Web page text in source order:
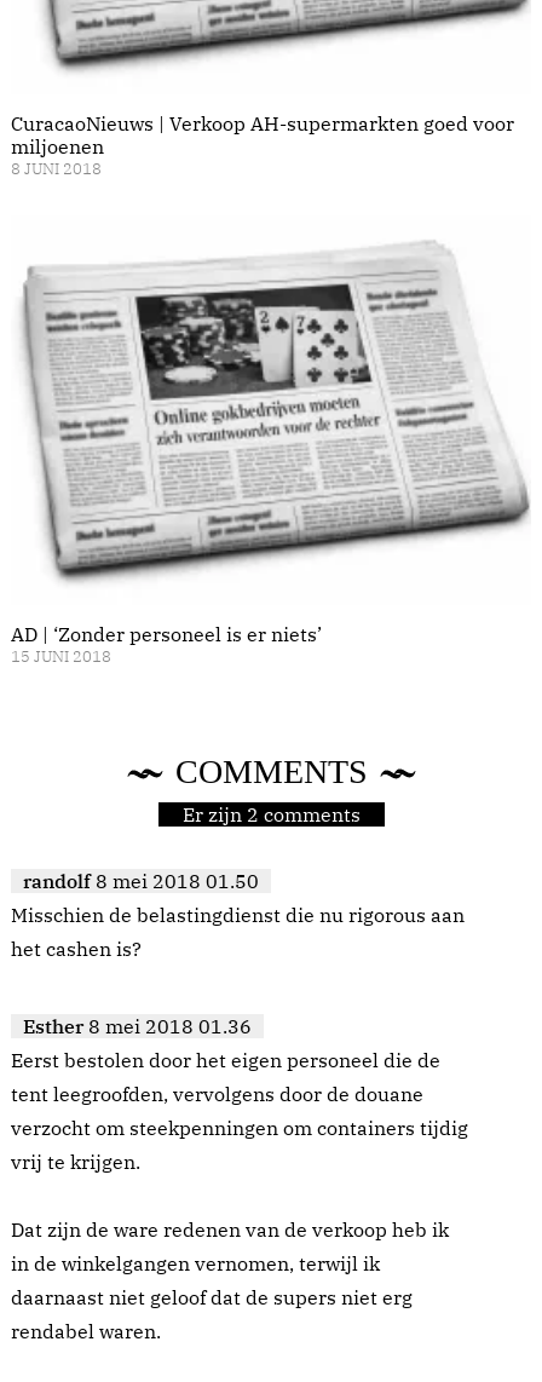
CuracaoNieuws | Verkoop AH-supermarkten goed voor
miljoenen
8 JUNI 2018
AD | ‘Zonder personeel is er niets’
15 JUNI 2018
COMMENTS
Er zijn 2 comments
randolf 8 mei 2018 01.50
Misschien de belastingdienst die nu rigorous aan
het cashen is?
Esther 8 mei 2018 01.36
Eerst bestolen door het eigen personeel die de
tent leegroofden, vervolgens door de douane
verzocht om steekpenningen om containers tijdig
vrij te krijgen.
Dat zijn de ware redenen van de verkoop heb ik
in de winkelgangen vernomen, terwijl ik
daarnaast niet geloof dat de supers niet erg
rendabel waren.